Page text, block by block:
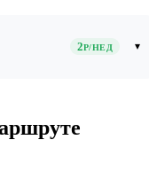
2Р/НЕД ▾